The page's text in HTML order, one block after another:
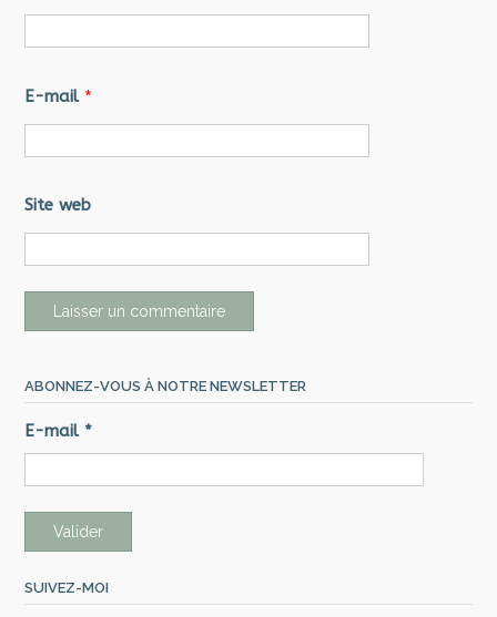
E-mail *
Site web
ABONNEZ-VOUS À NOTRE NEWSLETTER
E-mail *
SUIVEZ-MOI